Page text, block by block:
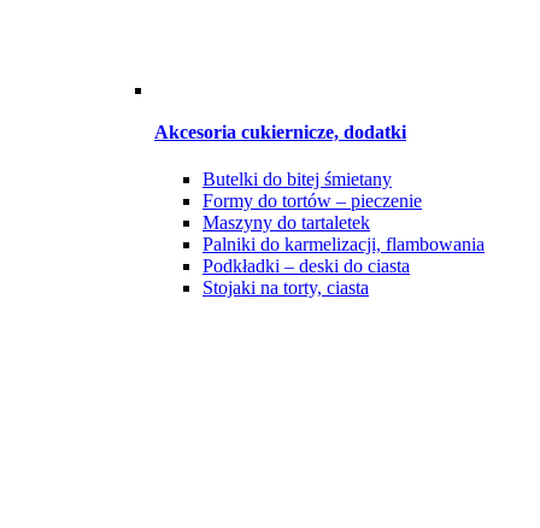
Akcesoria cukiernicze, dodatki
Butelki do bitej śmietany
Formy do tortów – pieczenie
Maszyny do tartaletek
Palniki do karmelizacji, flambowania
Podkładki – deski do ciasta
Stojaki na torty, ciasta